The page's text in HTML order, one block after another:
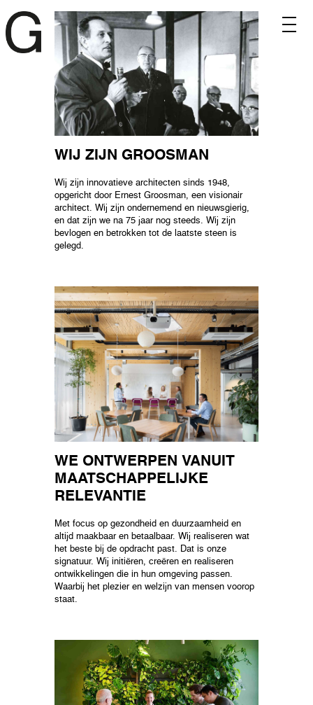
WIJ ZIJN GROOSMAN
Wij zijn innovatieve architecten sinds 1948,
opgericht door Ernest Groosman, een visionair
architect. Wij zijn ondernemend en nieuwsgierig,
en dat zijn we na 75 jaar nog steeds. Wij zijn
bevlogen en betrokken tot de laatste steen is
gelegd.
WE ONTWERPEN VANUIT
MAATSCHAPPELIJKE
RELEVANTIE
Met focus op gezondheid en duurzaamheid en
altijd maakbaar en betaalbaar. Wij realiseren wat
het beste bij de opdracht past. Dat is onze
signatuur. Wij initiëren, creëren en realiseren
ontwikkelingen die in hun omgeving passen.
Waarbij het plezier en welzijn van mensen voorop
staat.